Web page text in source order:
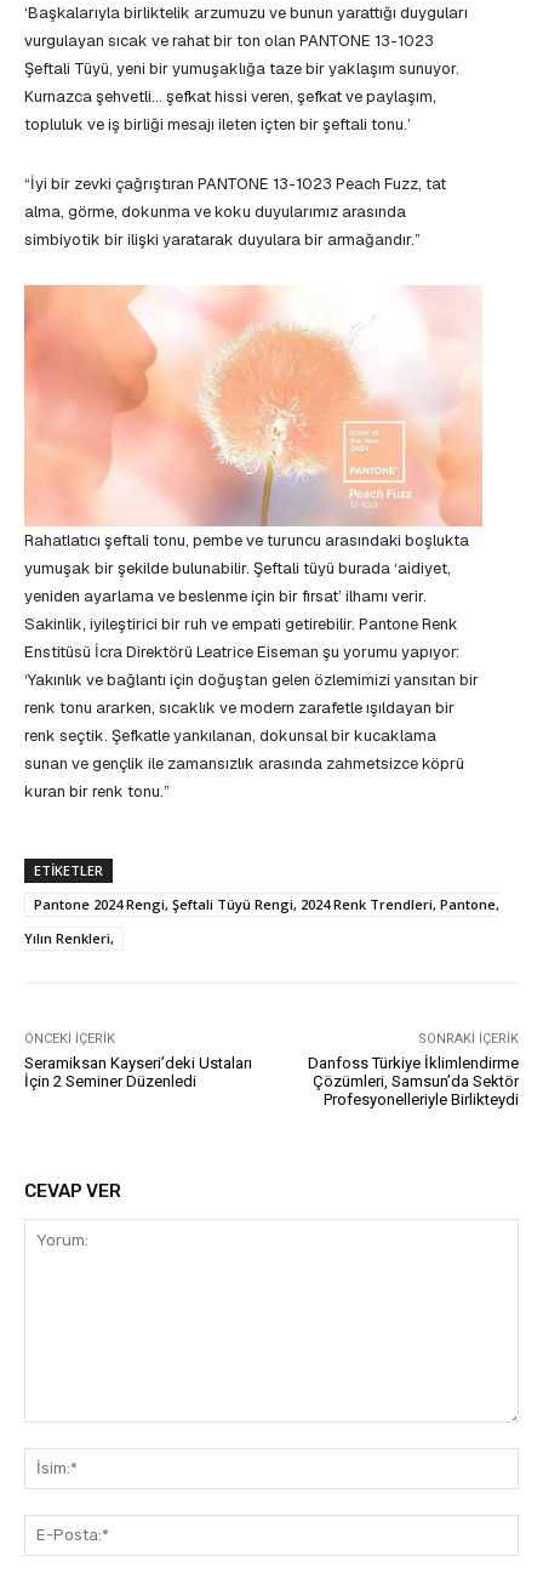
‘Başkalarıyla birliktelik arzumuzu ve bunun yarattığı duyguları
vurgulayan sıcak ve rahat bir ton olan PANTONE 13-1023
Şeftali Tüyü, yeni bir yumuşaklığa taze bir yaklaşım sunuyor.
Kurnazca şehvetli… şefkat hissi veren, şefkat ve paylaşım,
topluluk ve iş birliği mesajı ileten içten bir şeftali tonu.’
“İyi bir zevki çağrıştıran PANTONE 13-1023 Peach Fuzz, tat
alma, görme, dokunma ve koku duyularımız arasında
simbiyotik bir ilişki yaratarak duyulara bir armağandır.”
Rahatlatıcı şeftali tonu, pembe ve turuncu arasındaki boşlukta
yumuşak bir şekilde bulunabilir. Şeftali tüyü burada ‘aidiyet,
yeniden ayarlama ve beslenme için bir fırsat’ ilhamı verir.
Sakinlik, iyileştirici bir ruh ve empati getirebilir. Pantone Renk
Enstitüsü İcra Direktörü Leatrice Eiseman şu yorumu yapıyor:
‘Yakınlık ve bağlantı için doğuştan gelen özlemimizi yansıtan bir
renk tonu ararken, sıcaklık ve modern zarafetle ışıldayan bir
renk seçtik. Şefkatle yankılanan, dokunsal bir kucaklama
sunan ve gençlik ile zamansızlık arasında zahmetsizce köprü
kuran bir renk tonu.”
ETIKETLER
Pantone 2024 Rengi, Şeftali Tüyü Rengi, 2024 Renk Trendleri, Pantone,
Yılın Renkleri,
ÖNCEKI İÇERIK
Seramiksan Kayseri’deki Ustaları
İçin 2 Seminer Düzenledi
SONRAKI İÇERIK
Danfoss Türkiye İklimlendirme
Çözümleri, Samsun’da Sektör
Profesyonelleriyle Birlikteydi
CEVAP VER